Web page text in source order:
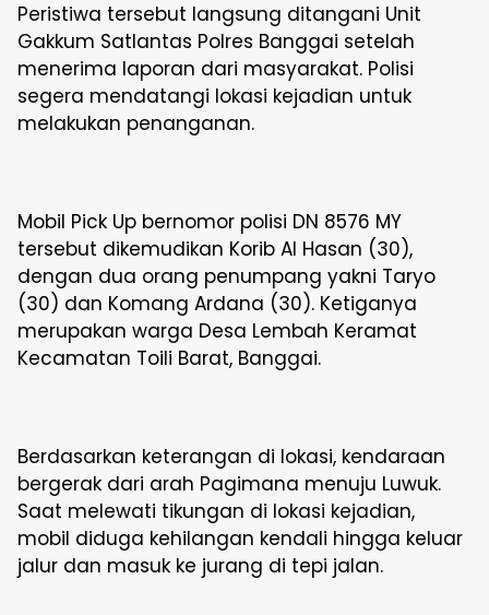
Peristiwa tersebut langsung ditangani Unit
Gakkum Satlantas Polres Banggai setelah
menerima laporan dari masyarakat. Polisi
segera mendatangi lokasi kejadian untuk
melakukan penanganan.
Mobil Pick Up bernomor polisi DN 8576 MY
tersebut dikemudikan Korib Al Hasan (30),
dengan dua orang penumpang yakni Taryo
(30) dan Komang Ardana (30). Ketiganya
merupakan warga Desa Lembah Keramat
Kecamatan Toili Barat, Banggai.
Berdasarkan keterangan di lokasi, kendaraan
bergerak dari arah Pagimana menuju Luwuk.
Saat melewati tikungan di lokasi kejadian,
mobil diduga kehilangan kendali hingga keluar
jalur dan masuk ke jurang di tepi jalan.